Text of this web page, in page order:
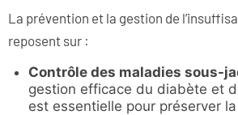
La prévention et la gestion de
reposent sur :
Contrôle des maladies sous-
gestion efficace du diabète et
est essentielle pour préserver